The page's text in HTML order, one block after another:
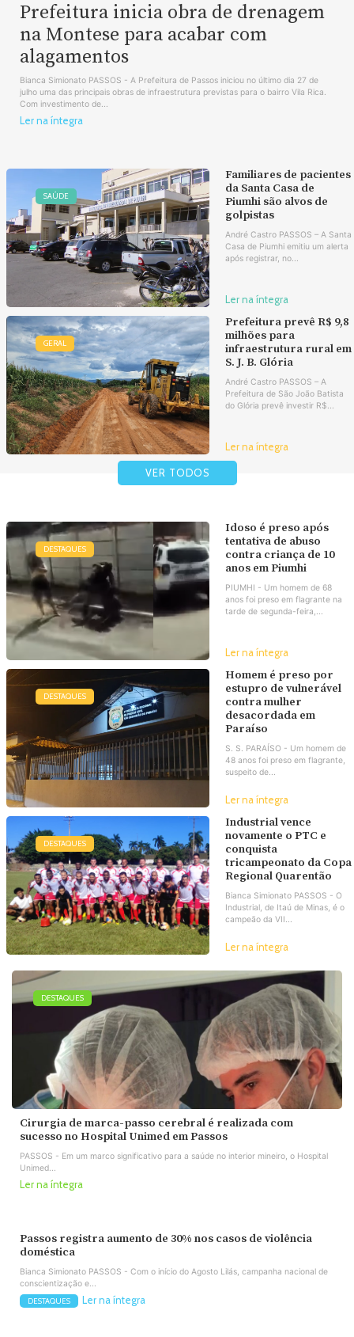
Prefeitura inicia obra de drenagem
na Montese para acabar com
alagamentos
Bianca Simionato PASSOS - A Prefeitura de Passos iniciou no último dia 27 de
julho uma das principais obras de infraestrutura previstas para o bairro Vila Rica.
Com investimento de...
Ler na íntegra
SAÚDE
Familiares de pacientes
da Santa Casa de
Piumhi são alvos de
golpistas
André Castro PASSOS – A Santa
Casa de Piumhi emitiu um alerta
após registrar, no...
Ler na íntegra
GERAL
Prefeitura prevê R$ 9,8
milhões para
infraestrutura rural em
S. J. B. Glória
André Castro PASSOS – A
Prefeitura de São João Batista
do Glória prevê investir R$...
Ler na íntegra
VER TODOS
DESTAQUES
Idoso é preso após
tentativa de abuso
contra criança de 10
anos em Piumhi
PIUMHI - Um homem de 68
anos foi preso em flagrante na
tarde de segunda-feira,...
Ler na íntegra
DESTAQUES
Homem é preso por
estupro de vulnerável
contra mulher
desacordada em
Paraíso
S. S. PARAÍSO - Um homem de
48 anos foi preso em flagrante,
suspeito de...
Ler na íntegra
DESTAQUES
Industrial vence
novamente o PTC e
conquista
tricampeonato da Copa
Regional Quarentão
Bianca Simionato PASSOS - O
Industrial, de Itaú de Minas, é o
campeão da VII...
Ler na íntegra
DESTAQUES
Cirurgia de marca-passo cerebral é realizada com
sucesso no Hospital Unimed em Passos
PASSOS - Em um marco significativo para a saúde no interior mineiro, o Hospital
Unimed...
Ler na íntegra
Passos registra aumento de 30% nos casos de violência
doméstica
Bianca Simionato PASSOS - Com o início do Agosto Lilás, campanha nacional de
conscientização e...
DESTAQUES Ler na íntegra